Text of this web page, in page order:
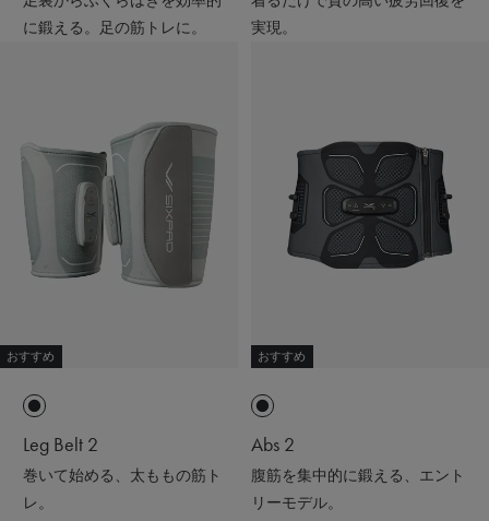
に鍛える。足の筋トレに。
実現。
おすすめ
Leg Belt 2
巻いて始める、太ももの筋ト
レ。
おすすめ
Abs 2
腹筋を集中的に鍛える、エント
リーモデル。